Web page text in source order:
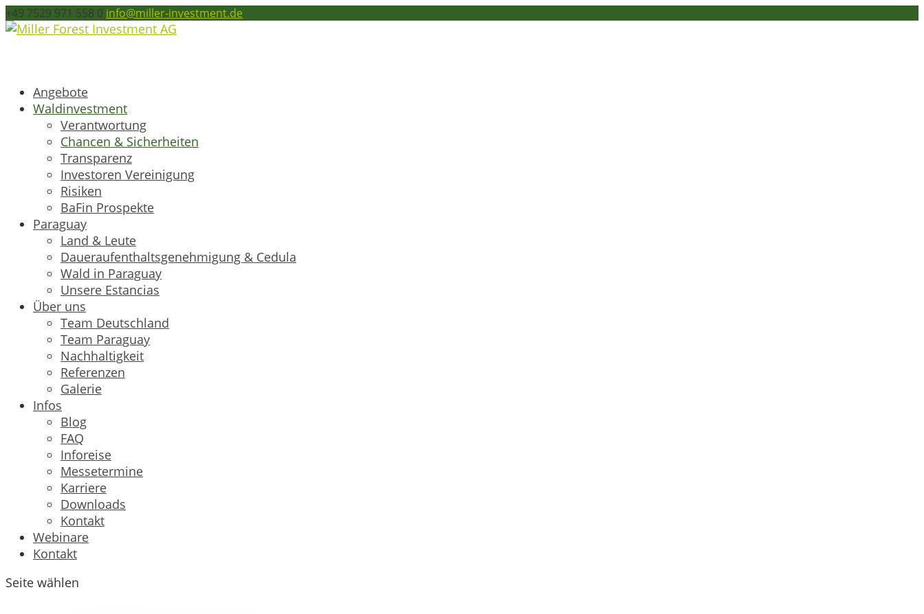
+49 7529 971 558 0 info@miller-investment.de
Angebote
Waldinvestment
Verantwortung
Chancen & Sicherheiten
Transparenz
Investoren Vereinigung
Risiken
BaFin Prospekte
Paraguay
Land & Leute
Daueraufenthaltsgenehmigung & Cedula
Wald in Paraguay
Unsere Estancias
Über uns
Team Deutschland
Team Paraguay
Nachhaltigkeit
Referenzen
Galerie
Infos
Blog
FAQ
Inforeise
Messetermine
Karriere
Downloads
Kontakt
Webinare
Kontakt
Seite wählen